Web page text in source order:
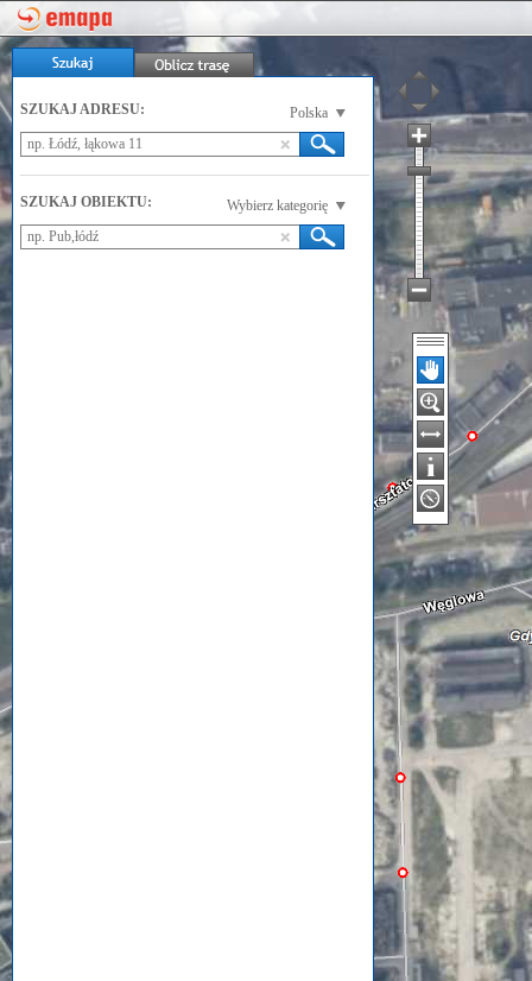
SZUKAJ ADRESU: Polska
SZUKAJ OBIEKTU: Wybierz kategorię